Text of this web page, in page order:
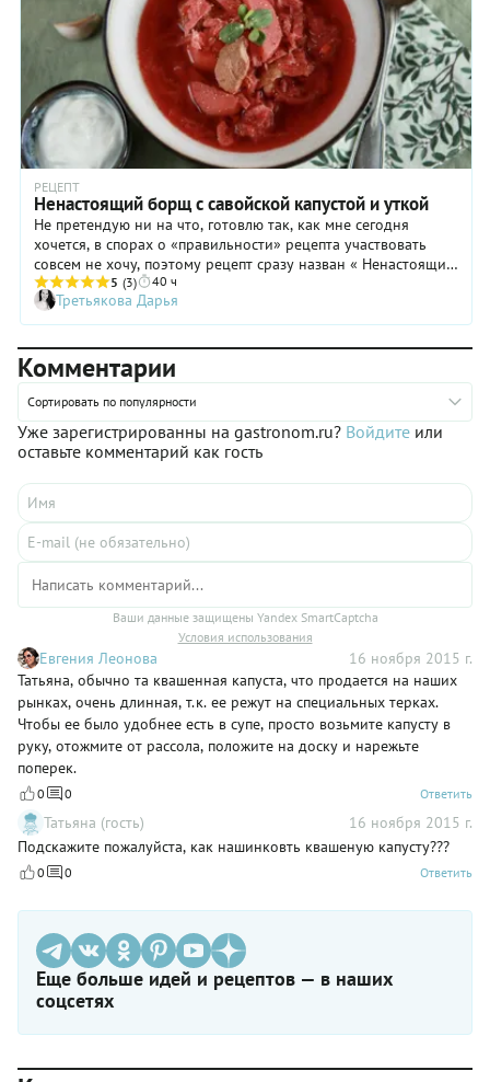
приготовление солянки к обеду. И еще: в предлагаемом
рецепте нет картошки, но при желании ее можно добавить.
Если семейство у вас небольшое, то кастрюли солянки с
уткой вам хватит на два дня!
РЕЦЕПТ
Ненастоящий борщ с савойской капустой и уткой
Не претендую ни на что, готовлю так, как мне сегодня
хочется, в спорах о «правильности» рецепта участвовать
совсем не хочу, поэтому рецепт сразу назван « Ненастоящий
борщ». Для бульона очень рекомендую использовать
именно утку и открыть для себя новый прекрасный вкус!
5 (3) 40 ч
Третьякова Дарья
Комментарии
Сортировать по популярности
Уже зарегистрированны на gastronom.ru? Войдите или
оставьте комментарий как гость
Ваши данные защищены Yandex SmartCaptcha
Условия использования
Евгения Леонова
16 ноября 2015 г.
Татьяна, обычно та квашенная капуста, что продается на наших
рынках, очень длинная, т.к. ее режут на специальных терках.
Чтобы ее было удобнее есть в супе, просто возьмите капусту в
руку, отожмите от рассола, положите на доску и нарежьте
поперек.
0 0 Ответить
Татьяна (гость)
16 ноября 2015 г.
Подскажите пожалуйста, как нашинковть квашеную капусту???
0 0 Ответить
Еще больше идей и рецептов — в наших
соцсетях